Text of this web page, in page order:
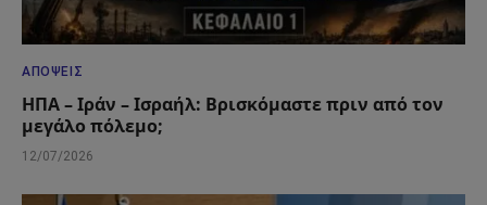
ΑΠΌΨΕΙΣ
ΗΠΑ – Ιράν – Ισραήλ: Βρισκόμαστε πριν από τον
μεγάλο πόλεμο;
12/07/2026